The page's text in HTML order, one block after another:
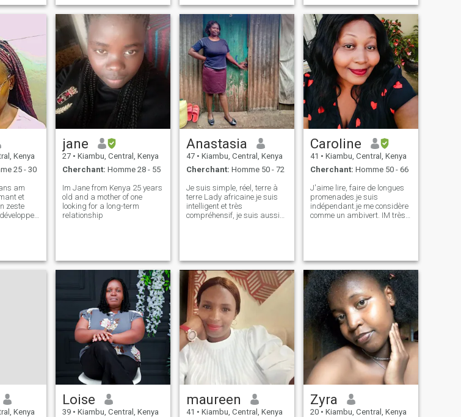
d
who can match your
ambition and values, you
might have
trouver en train de rattraper
mes émissions de télévision
préférées ou de lister la
musique. Cherche quelqu'un
qui aime l'aventure autant
que moi!.
????
Kenya
25 - 30
am
et
zeste
je
doublure
jane
27 • Kiambu, Central, Kenya
Cherchant: Homme 28 - 55
Im Jane from Kenya 25 years
old and a mother of one
looking for a long-term
relationship
Anastasia
47 • Kiambu, Central, Kenya
Cherchant: Homme 50 - 72
Je suis simple, réel, terre à
terre Lady africaine.je suis
intelligent et très
compréhensif, je suis aussi
et je crois en Dieu.je suis une
femme orientée famille et très
travailleur.J'aime la nature,
j'aime marcher, faire du
shopping, chanter, écouter de
la musique et regarder des
films, j'aime faire le
nettoyage général,
jardinage, voyager et
cooking.I valeur un style de
vie sain.I apprécie les choses
simples dans Life.I je cherche
une relation aimante à long
terme.
Caroline
41 • Kiambu, Central, Kenya
Cherchant: Homme 50 - 66
J'aime lire, faire de longues
promenades.je suis
indépendant.je me considère
comme un ambivert. IM très
monde, j'ai mes vices mais je
préfère tenir ma langue pour
le moment. Je peux être
timide ou audacieux selon la
situation ou la personne. Une
dernière chose. Je suis
agriculteur. Je suis assez
une minute et tout boueux le
next one.I aime regarder le
football ou disons la plupart
des sports et des
documentaires. Surtout, im a
maman. Et un puissant fier
Kenya
Loise
39 • Kiambu, Central, Kenya
maureen
41 • Kiambu, Central, Kenya
Zyra
20 • Kiambu, Central, Kenya